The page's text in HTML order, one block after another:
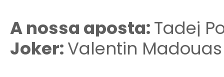
A nossa aposta:Tadej
Joker:Valentin Madouas